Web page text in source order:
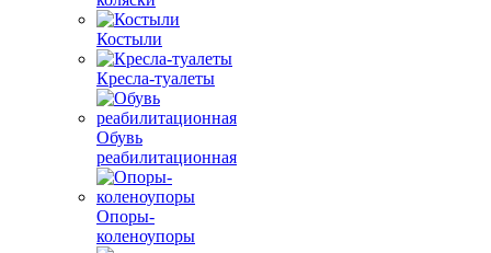
Костыли
Кресла-туалеты
Обувь
реабилитационная
Опоры-
коленоупоры